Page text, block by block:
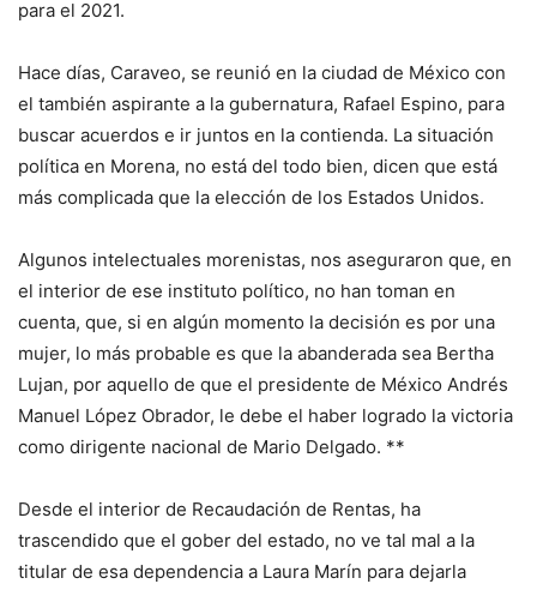
para el 2021.
Hace días, Caraveo, se reunió en la ciudad de México con
el también aspirante a la gubernatura, Rafael Espino, para
buscar acuerdos e ir juntos en la contienda. La situación
política en Morena, no está del todo bien, dicen que está
más complicada que la elección de los Estados Unidos.
Algunos intelectuales morenistas, nos aseguraron que, en
el interior de ese instituto político, no han toman en
cuenta, que, si en algún momento la decisión es por una
mujer, lo más probable es que la abanderada sea Bertha
Lujan, por aquello de que el presidente de México Andrés
Manuel López Obrador, le debe el haber logrado la victoria
como dirigente nacional de Mario Delgado. **
Desde el interior de Recaudación de Rentas, ha
trascendido que el gober del estado, no ve tal mal a la
titular de esa dependencia a Laura Marín para dejarla